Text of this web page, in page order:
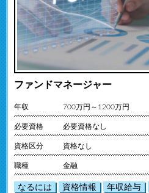
ファンドマネージャー
年収 700万円～1200万円
必要資格 必要資格なし
資格区分 資格なし
職種 金融
なるには 資格情報 年収給与